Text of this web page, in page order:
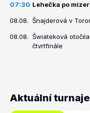
07:30 Lehečka po
08.08. Šnajderová v
08.08. Šwiateková
čtvrtfinále
Aktuální turnaje